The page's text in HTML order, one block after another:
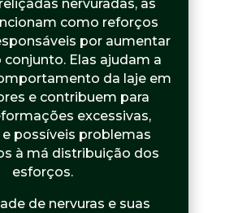
nervuradas, as
como reforços
por aumentar
conjunto. Elas ajudam a
da laje em
e contribuem para
excessivas,
possíveis problemas
à má distribuição dos
esforços.
de nervuras e suas